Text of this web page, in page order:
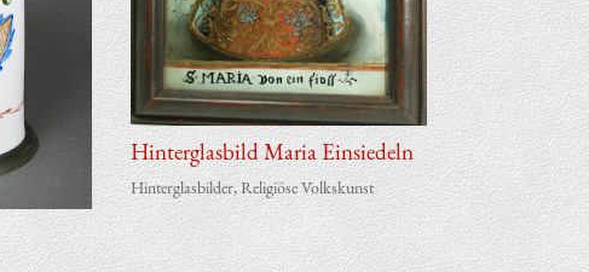
Hin­ter­glas­bild Maria Einsiedeln
Hinterglasbilder,Religiöse Volkskunst